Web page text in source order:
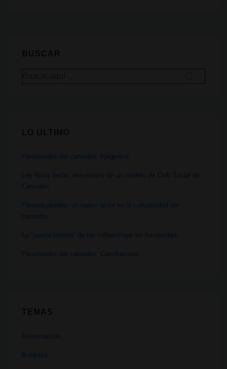
Flavonoides del cannabis: Apigenina
Ley Rosa Verda: aniversario de un modelo de Club Social de
Cannabis
Flavoalcaloides: un nuevo actor en la complejidad del
cannabis
La “puerta trasera” de los coffeeshops en Ámsterdam
Flavonoides del cannabis: Cannflavinas
Alimentación
Botánica